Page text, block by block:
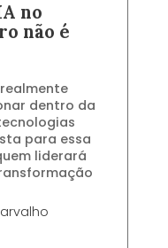
no
não é
dentro da
para essa
liderará